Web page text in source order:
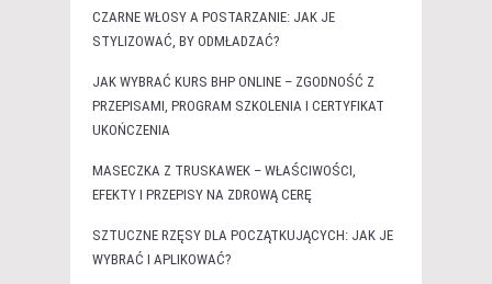
CZARNE WŁOSY A POSTARZANIE: JAK JE
STYLIZOWAĆ, BY ODMŁADZAĆ?
JAK WYBRAĆ KURS BHP ONLINE – ZGODNOŚĆ Z
PRZEPISAMI, PROGRAM SZKOLENIA I CERTYFIKAT
UKOŃCZENIA
MASECZKA Z TRUSKAWEK – WŁAŚCIWOŚCI,
EFEKTY I PRZEPISY NA ZDROWĄ CERĘ
SZTUCZNE RZĘSY DLA POCZĄTKUJĄCYCH: JAK JE
WYBRAĆ I APLIKOWAĆ?